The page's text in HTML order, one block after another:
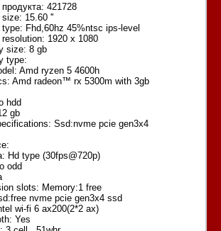
421728
15.60 ''
Fhd,60hz 45%ntsc ips-level
1920 x 1080
size: 8 gb
type:
Amd ryzen 5 4600h
Amd radeon™ rx 5300m with 3gb
hdd
gb
Ssd:nvme pcie gen3x4
Hd type (30fps@720p)
odd
slots: Memory:1 free
nvme pcie gen3x4 ssd
wi-fi 6 ax200(2*2 ax)
Yes